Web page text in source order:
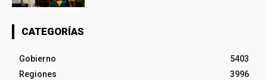
CATEGORÍAS
Gobierno
5403
Regiones
3996